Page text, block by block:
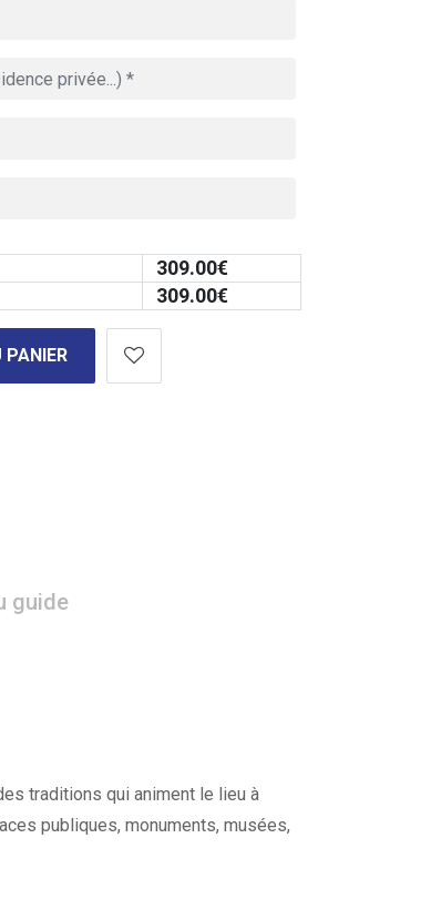
309.00€
309.00€
guide
traditions qui animent le lieu à
publiques, monuments, musées,